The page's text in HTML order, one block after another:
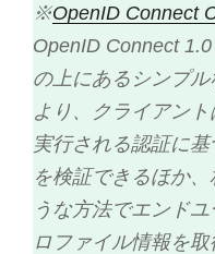
※OpenID Connect
OpenID Connect
の上にあるシンプ
より、クライアン
実行される認証に
を検証できるほか
うな方法でエンド
ロファイル情報を取